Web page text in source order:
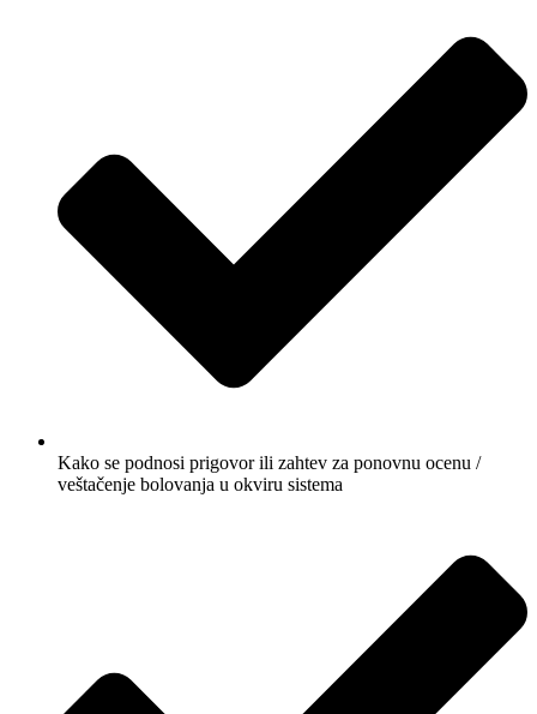
Kako se podnosi prigovor ili zahtev za ponovnu ocenu /
veštačenje bolovanja u okviru sistema